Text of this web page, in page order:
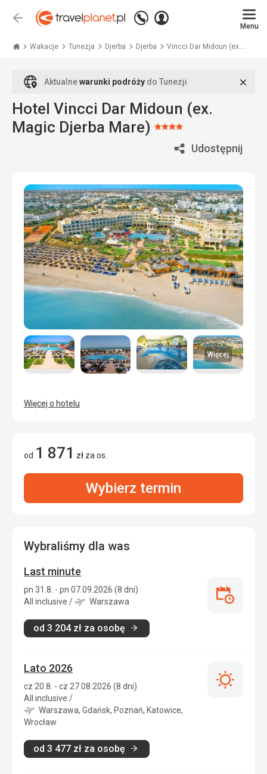
Wstecz
Zadzwoń
+48
771
Zaloguj
Menu
Wakacje Tunezja Djerba Djerba Vincci Dar Midoun (ex....
Aktualnewarunki podróży do Tunezji
Hotel Vincci Dar Midoun (ex.
Magic Djerba Mare) Ocena:
4/5
Udostępnij
Więcej
Więcej o hotelu
od 1 871 zł za os.
Wybierz termin
Wybraliśmy dla was
Last minute
pn 31.8. - pn 07.09.2026 (8 dni)
All inclusive / Warszawa
od 3 204zł za osobę
Last
Lato 2026
cz 20.8. - cz 27.08.2026 (8 dni)
All inclusive /
Warszawa, Gdańsk, Poznań, Katowice,
Wrocław
od 3 477 zł za osobę
Lato